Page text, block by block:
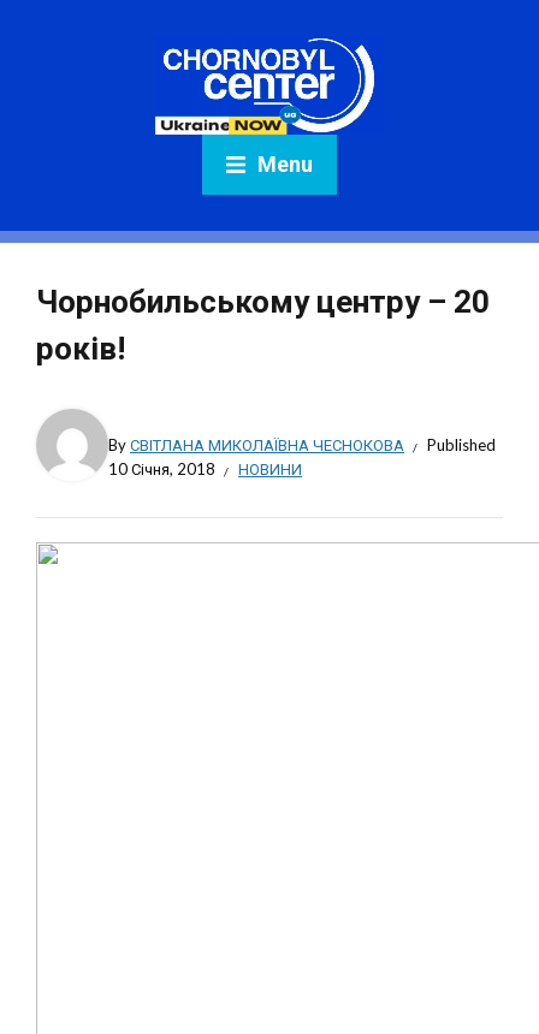
Menu
Чорнобильському центру – 20
років!
ByСВІТЛАНА МИКОЛАЇВНА ЧЕСНОКОВА
Published
10 Січня, 2018
НОВИНИ